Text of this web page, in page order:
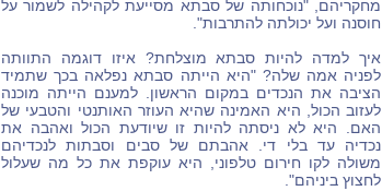
מחקריהם, "נוכחותה של סבתא מסייעת לקהילה לשמור על
חוסנה ועל יכולתה להתרבות".
איך למדה להיות סבתא מוצלחת? איזו דוגמה התוותה
לפניה אמה שלה? "היא הייתה סבתא נפלאה בכך שתמיד
הציבה את הנכדים במקום הראשון. למענם הייתה מוכנה
לעזוב הכול, היא האמינה שהיא העוזר האותנטי והטבעי של
האם. היא לא ניסתה להיות זו שיודעת הכול ואהבה את
נכדיה עד בלי די. אהבתם של סבים וסבתות לנכדיהם
משולה לקו חירום טלפוני, היא עוקפת את כל מה שעלול
לחצוץ ביניהם".